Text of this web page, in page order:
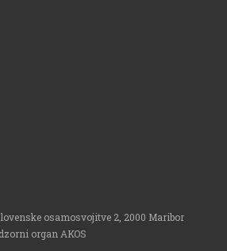
osamosvojitve 2, 2000 Maribor
organ AKOS